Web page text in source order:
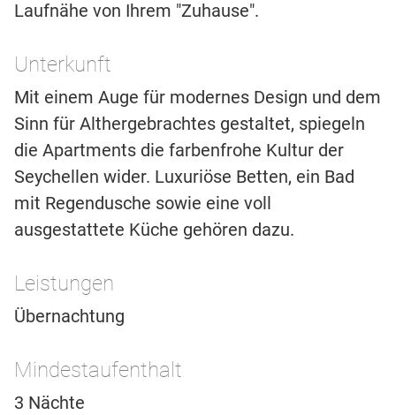
Laufnähe von Ihrem "Zuhause".
Unterkunft
Mit einem Auge für modernes Design und dem
Sinn für Althergebrachtes gestaltet, spiegeln
die Apartments die farbenfrohe Kultur der
Seychellen wider. Luxuriöse Betten, ein Bad
mit Regendusche sowie eine voll
ausgestattete Küche gehören dazu.
Leistungen
Übernachtung
Mindestaufenthalt
3 Nächte